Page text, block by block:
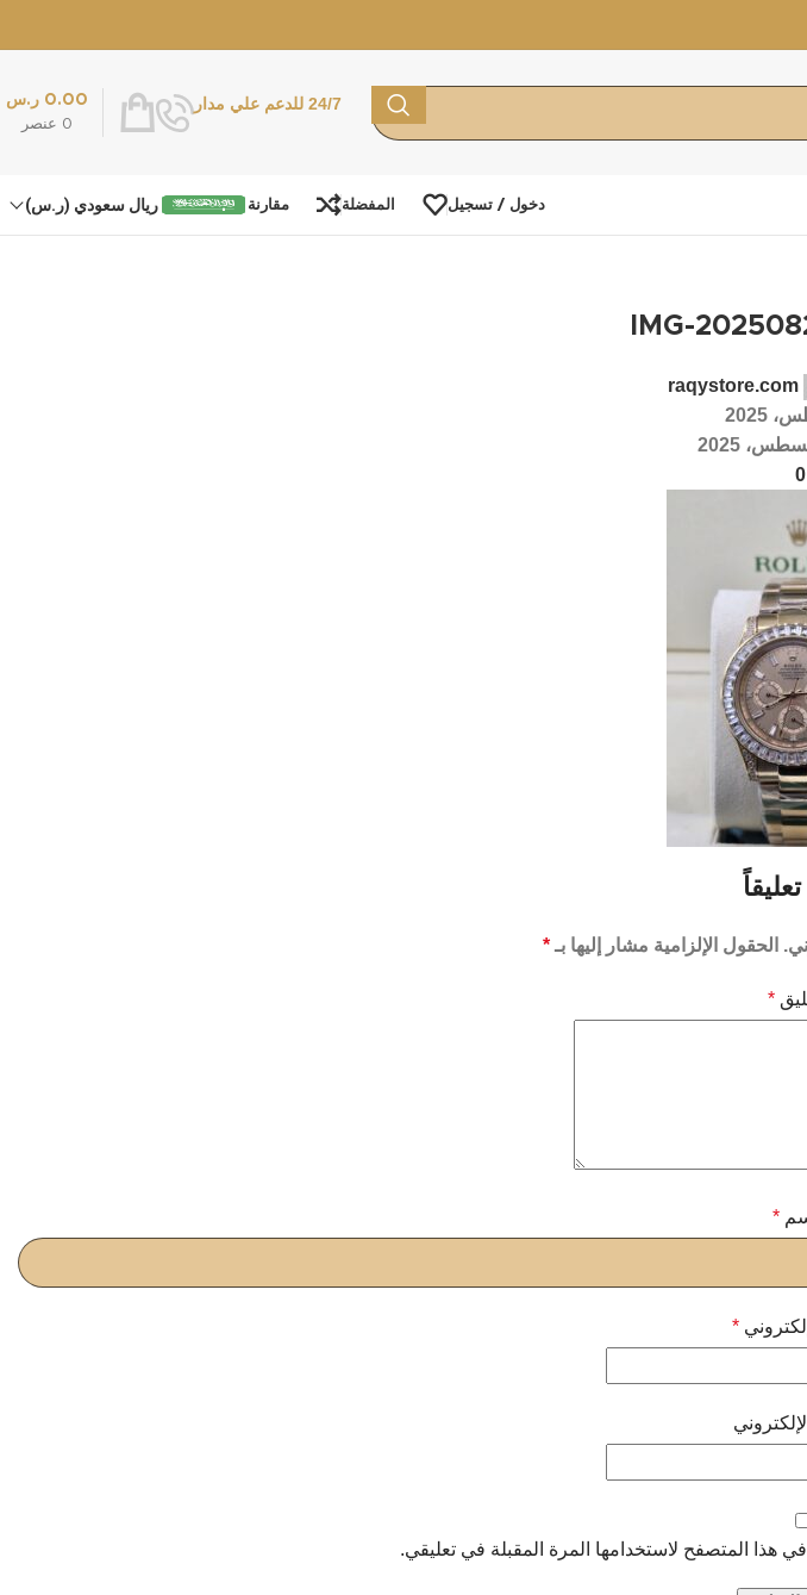
24/7 للدعم علي مدار
0 عنصر
0.00 ر.س
دخول / تسجيل المفضلة مقارنة ريال سعودي (ر.س)
IMG-
raqystore.com
0
الحقول الإلزامية مشار إليها بـ*
*
*
*
هذا المتصفح لاستخدامها المرة المقبلة في تعليقي.